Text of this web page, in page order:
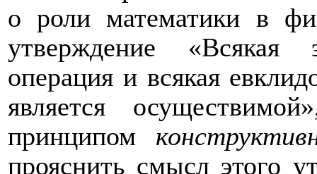
о роли математики в
утверждение «Всякая
операция и всякая
является
принципом
прояснить смысл этого